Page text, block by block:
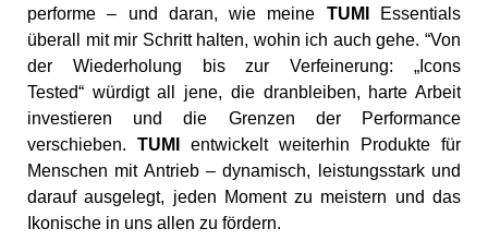
performe – und daran, wie meine TUMI
Essentials
überall mit mir Schritt halten, wohin ich auch gehe. “Von
der Wiederholung bis zur Verfeinerung: „Icons
Tested“ würdigt all jene, die dranbleiben, harte Arbeit
investieren und die Grenzen der Performance
verschieben. TUMI
entwickelt weiterhin Produkte für
Menschen mit Antrieb – dynamisch, leistungsstark und
darauf ausgelegt, jeden Moment zu meistern und das
Ikonische in uns allen zu fördern.